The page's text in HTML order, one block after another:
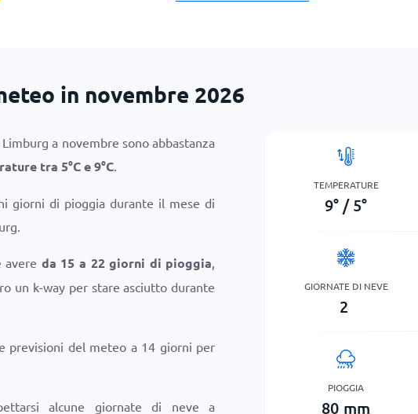
in novembre 2026
a novembre sono abbastanza
tra 5°Ce9°C.
giorni di pioggia durante il mese di
avere da 15 a 22 giorni di pioggia,
un k-way per stare asciutto durante
previsioni del meteo a 14 giorni per
alcune giornate di neve a
TEMPERATURE
9° / 5°
GIORNATE DI NEVE
2
PIOGGIA
80 mm